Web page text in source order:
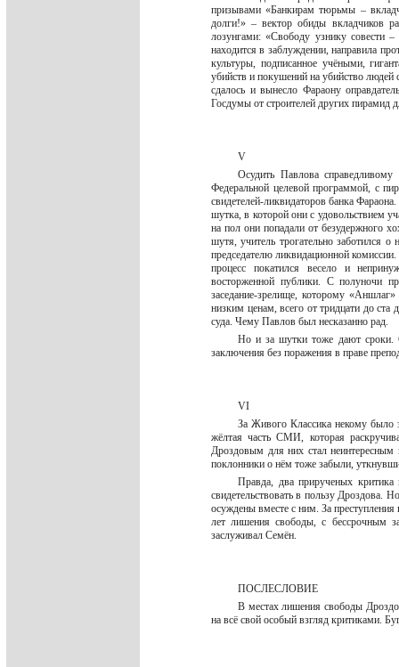
призывами «Банкирам тюрьмы –
долги!» – вектор обиды вкладчиков
лозунгами: «Свободу узнику совести
находится в заблуждении, направила
культуры, подписанное учёными,
убийств и покушений на убийство людей
сдалось и вынесло Фараону
Госдумы от строителей других
V
Осудить Павлова
Федеральной целевой программой, с
свидетелей-ликвидаторов банка
шутка, в которой они с удовольствием
на пол они попадали от безудержного
шутя, учитель трогательно заботился
председателю ликвидационной
процесс покатился весело и
восторженной публики. С полуночи
заседание-зрелище, которому
низким ценам, всего от тридцати до ста
суда. Чему Павлов был несказанно рад.
Но и за шутки тоже дают сроки.
заключения без поражения в праве
VI
За Живого Классика некому было
жёлтая часть СМИ, которая
Дроздовым для них стал
поклонники о нём тоже забыли,
Правда, два прирученых
свидетельствовать в пользу Дроздова.
осуждены вместе с ним. За преступления
лет лишения свободы, с бессрочным
заслуживал Семён.
ПОСЛЕСЛОВИЕ
В местах лишения свободы
на всё свой особый взгляд критиками.